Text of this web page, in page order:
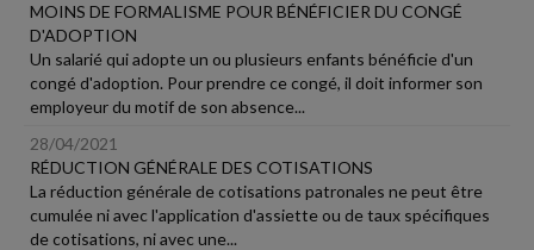
MOINS DE FORMALISME POUR BÉNÉFICIER DU CONGÉ
D'ADOPTION
Un salarié qui adopte un ou plusieurs enfants bénéficie d'un
congé d'adoption. Pour prendre ce congé, il doit informer son
employeur du motif de son absence...
28/04/2021
RÉDUCTION GÉNÉRALE DES COTISATIONS
La réduction générale de cotisations patronales ne peut être
cumulée ni avec l'application d'assiette ou de taux spécifiques
de cotisations, ni avec une...